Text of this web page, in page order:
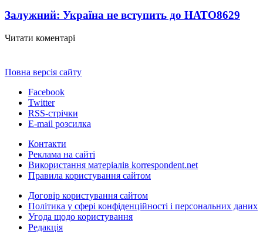
Залужний: Україна не вступить до НАТО8629
Читати коментарі
Повна версія сайту
Facebook
Twitter
RSS-стрічки
E-mail розсилка
Контакти
Реклама на сайті
Використання матеріалів korrespondent.net
Правила користування сайтом
Договір користування сайтом
Політика у сфері конфіденційності і персональних даних
Угода щодо користування
Редакція